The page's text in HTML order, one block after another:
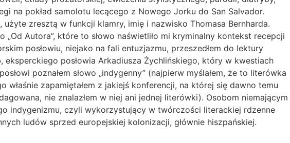
na pokład samolotu lecącego z Nowego Jorku do San Salvador.
zresztą w funkcji klamry, imię i nazwisko Thomasa Bernharda.
Autora”, które to słowo naświetliło mi kryminalny kontekst recepcji
posłowiu, niejako na fali entuzjazmu, przeszedłem do lektury
posłowia Arkadiusza Żychlińskiego, który w kwestiach
poznałem słowo „indygenny” (najpierw myślałem, że to literówka
zapamiętałem z jakiejś konferencji, na której się dawno temu
nie znalazłem w niej ani jednej literówki). Osobom niemającym
indygenizmu, czyli wykorzystujący w twórczości literackiej rdzenne
ludów sprzed europejskiej kolonizacji, głównie hiszpańskiej.